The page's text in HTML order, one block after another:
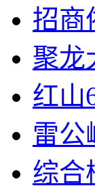
招商
聚龙
红山
雷公
综合